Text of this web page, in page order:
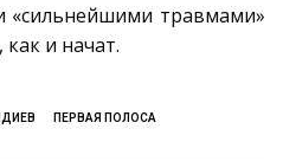
травмами»
и начат.
ПЕРВАЯ ПОЛОСА